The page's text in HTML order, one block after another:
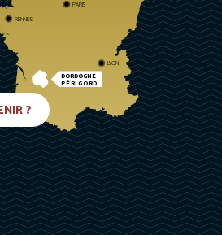
DORDOGNE
PÉRIGORD
PARIS
RENNES
LYON
?